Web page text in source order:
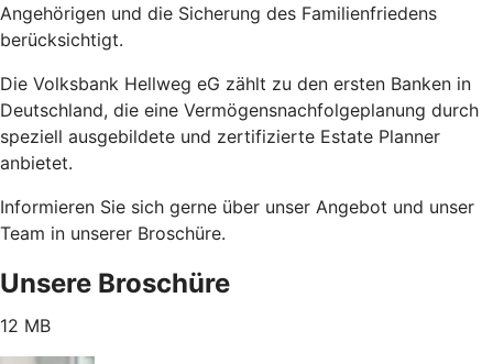
Angehörigen und die Sicherung des Familienfriedens
berücksichtigt.
Die Volksbank Hellweg eG zählt zu den ersten Banken in
Deutschland, die eine Vermögensnachfolgeplanung durch
speziell ausgebildete und zertifizierte Estate Planner
anbietet.
Informieren Sie sich gerne über unser Angebot und unser
Team in unserer Broschüre.
Unsere Broschüre
12 MB